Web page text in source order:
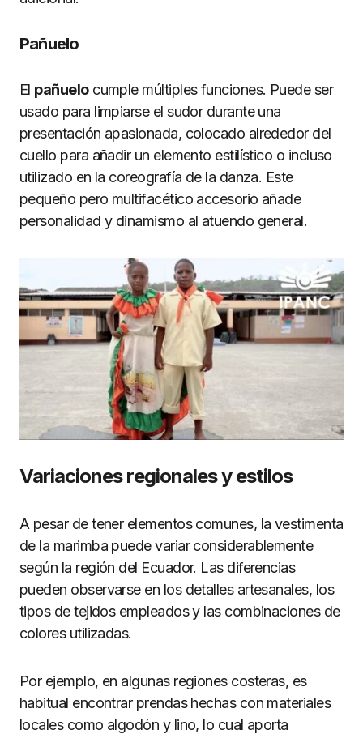
Pañuelo
El pañuelocumple múltiples funciones. Puede ser
usado para limpiarse el sudor durante una
presentación apasionada, colocado alrededor del
cuello para añadir un elemento estilístico o incluso
utilizado en la coreografía de la danza. Este
pequeño pero multifacético accesorio añade
personalidad y dinamismo al atuendo general.
Variaciones regionales y estilos
A pesar de tener elementos comunes, la vestimenta
de la marimba puede variar considerablemente
según la región del Ecuador. Las diferencias
pueden observarse en los detalles artesanales, los
tipos de tejidos empleados y las combinaciones de
colores utilizadas.
Por ejemplo, en algunas regiones costeras, es
habitual encontrar prendas hechas con materiales
locales como algodón y lino, lo cual aporta